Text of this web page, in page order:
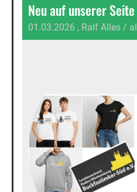
Neu auf unserer Seite
01.03.2026 , Ralf Alles / al